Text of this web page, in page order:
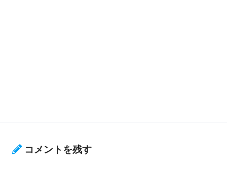
コメントを残す